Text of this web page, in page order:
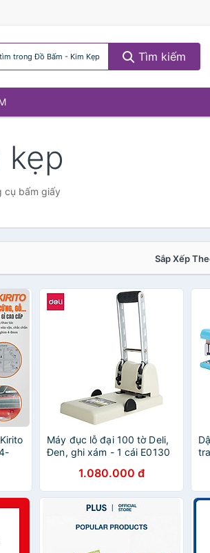
trong Đồ Bấm - Kim Kẹp Tìm kiếm
kẹp
cụ bấm giấy
Sắp Xếp
Máy đục lỗ đại 100 tờ Deli,
Đen, ghi xám - 1 cái E0130
1.080.000 đ